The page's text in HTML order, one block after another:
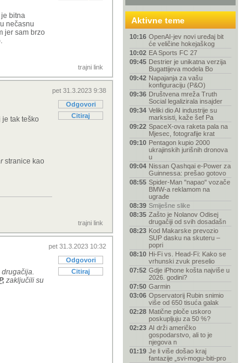
bitna
nečasnu
jer sam brzo
trajni link
pet 31.3.2023 9:38
Odgovori
Citiraj
tak teško
stranice kao
trajni link
pet 31.3.2023 10:32
Odgovori
Citiraj
zaključili su
Aktivne teme
10:16 OpenAI-jev novi uređaj bit
će veličine hokejaškog
10:02 EA Sports FC 27
09:45 Destrier je unikatna verzija
Bugattijeva modela Bo
09:42 Napajanja za vašu
konfiguraciju (P&O)
09:36 Društvena mreža Truth
Social legalizirala insajder
09:34 Veliki dio AI industrije su
marksisti, kaže šef Pa
09:22 SpaceX-ova raketa pala na
Mjesec, fotografije krat
09:10 Pentagon kupio 2000
ukrajinskih jurišnih dronova
u
09:04 Nissan Qashqai e-Power za
Guinnessa: prešao gotovo
08:55 Spider-Man "napao" vozače
BMW-a reklamom na
ugrađe
08:39 Smiješne slike
08:35 Zašto je Nolanov Odisej
drugačiji od svih dosadašn
08:23 Kod Makarske prevozio
SUP dasku na skuteru –
popri
08:10 Hi-Fi vs. Head-Fi: Kako se
vrhunski zvuk preselio
07:52 Gdje iPhone košta najviše u
2026. godini?
07:50 Garmin
03:06 Opservatorij Rubin snimio
više od 650 tisuća galak
02:28 Matične ploče uskoro
poskupljuju za 50 %?
02:23 AI drži američko
gospodarstvo, ali to je
njegova n
01:19 Je li više došao kraj
fantazije „svi-mogu-biti-pro